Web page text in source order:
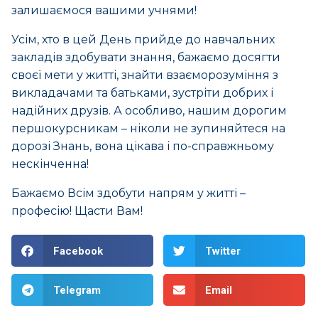
залишаємося вашими учнями!
Усім, хто в цей День прийде до навчальних
закладів здобувати знання, бажаємо досягти
своєї мети у житті, знайти взаєморозуміння з
викладачами та батьками, зустріти добрих і
надійних друзів. А особливо, нашим дорогим
першокурсникам – ніколи не зупиняйтеся на
дорозі Знань, вона цікава і по-справжньому
нескінченна!
Бажаємо Всім здобути напрям у житті –
професію! Щасти Вам!
Facebook Twitter
Telegram Email